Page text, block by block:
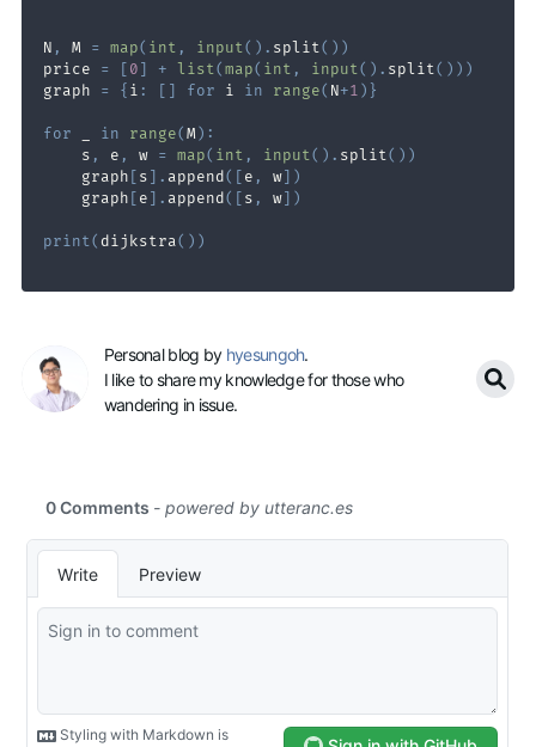
N , M = map( int , input( ) . split( ) )
price = [ 0 ] + list(map( int , input( ) . split( ) ) )
graph = { i : [ ] for i in range( N+1 ) }
for in range(M) :
    s
, e , w = map( int , input( ) . split( ) )
    graph
[ s ] . append ( [ e , w] )
    graph
[ e ] . append ( [ s , w] )
print(dijkstra( ) )
Personal blog by hyesungoh.
I like to share my knowledge for those who
wandering in issue.